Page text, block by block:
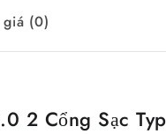
(0)
2 Cổng Sạc